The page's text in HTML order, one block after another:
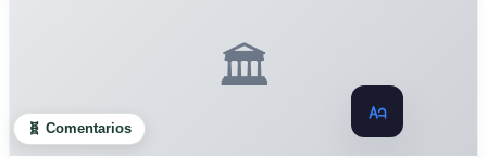
🏛️
🧬 Comentarios